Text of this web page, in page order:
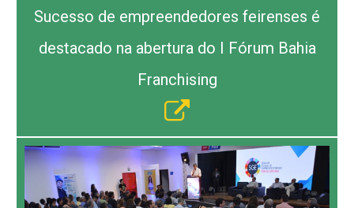
Sucesso de empreendedores feirenses é
destacado na abertura do I Fórum Bahia
Franchising